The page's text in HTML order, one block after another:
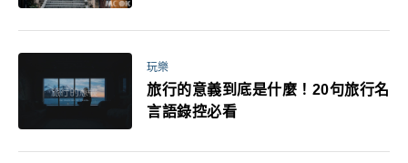
玩樂
旅行的意義到底是什麼！20句旅行名
言語錄控必看